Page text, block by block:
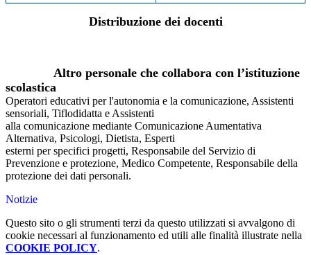
Distribuzione dei docenti
Altro personale che collabora con l’istituzione
scolastica
Operatori educativi per l'autonomia e la comunicazione, Assistenti
sensoriali, Tiflodidatta e Assistenti
alla comunicazione mediante Comunicazione Aumentativa
Alternativa, Psicologi, Dietista, Esperti
esterni per specifici progetti, Responsabile del Servizio di
Prevenzione e protezione, Medico Competente, Responsabile della
protezione dei dati personali.
Notizie
Questo sito o gli strumenti terzi da questo utilizzati si avvalgono di
cookie necessari al funzionamento ed utili alle finalità illustrate nella
COOKIE POLICY.